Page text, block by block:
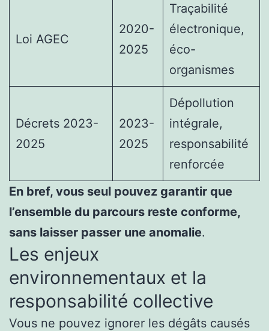
Loi AGEC
2020-
2025
Traçabilité
électronique,
éco-
organismes
Décrets 2023-
2025
2023-
2025
Dépollution
intégrale,
responsabilité
renforcée
En bref, vous seul pouvez garantir que
l’ensemble du parcours reste conforme,
sans laisser passer une anomalie.
Les enjeux
environnementaux et la
responsabilité collective
Vous ne pouvez ignorer les dégâts causés